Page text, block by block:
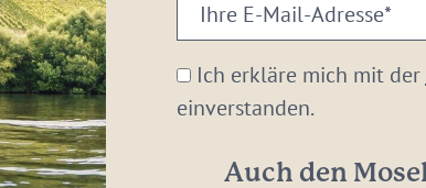
E-
Mail-
Adresse:
Ich erkläre mich mit der
einverstanden.
Auch den